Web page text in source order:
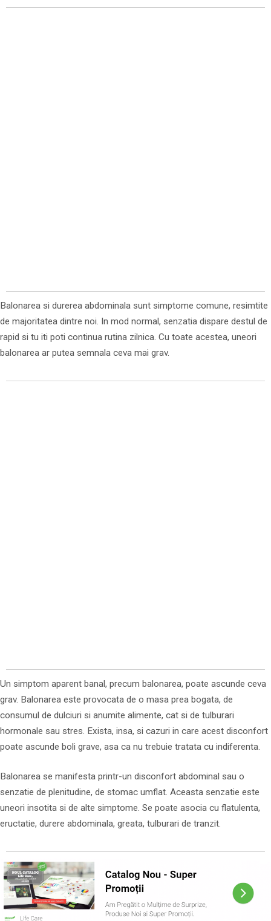
Balonarea si durerea abdominala sunt simptome comune, resimtite
de majoritatea dintre noi. In mod normal, senzatia dispare destul de
rapid si tu iti poti continua rutina zilnica. Cu toate acestea, uneori
balonarea ar putea semnala ceva mai grav.
Un simptom aparent banal, precum balonarea, poate ascunde ceva
grav. Balonarea este provocata de o masa prea bogata, de
consumul de dulciuri si anumite alimente, cat si de tulburari
hormonale sau stres. Exista, insa, si cazuri in care acest disconfort
poate ascunde boli grave, asa ca nu trebuie tratata cu indiferenta.
Balonarea se manifesta printr-un disconfort abdominal sau o
senzatie de plenitudine, de stomac umflat. Aceasta senzatie este
uneori insotita si de alte simptome. Se poate asocia cu flatulenta,
eructatie, durere abdominala, greata, tulburari de tranzit.